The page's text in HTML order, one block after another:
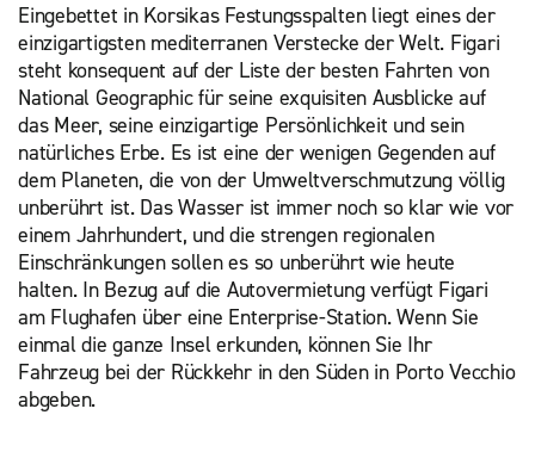
Eingebettet in Korsikas Festungsspalten liegt eines der
einzigartigsten mediterranen Verstecke der Welt. Figari
steht konsequent auf der Liste der besten Fahrten von
National Geographic für seine exquisiten Ausblicke auf
das Meer, seine einzigartige Persönlichkeit und sein
natürliches Erbe. Es ist eine der wenigen Gegenden auf
dem Planeten, die von der Umweltverschmutzung völlig
unberührt ist. Das Wasser ist immer noch so klar wie vor
einem Jahrhundert, und die strengen regionalen
Einschränkungen sollen es so unberührt wie heute
halten. In Bezug auf die Autovermietung verfügt Figari
am Flughafen über eine Enterprise-Station. Wenn Sie
einmal die ganze Insel erkunden, können Sie Ihr
Fahrzeug bei der Rückkehr in den Süden in Porto Vecchio
abgeben.